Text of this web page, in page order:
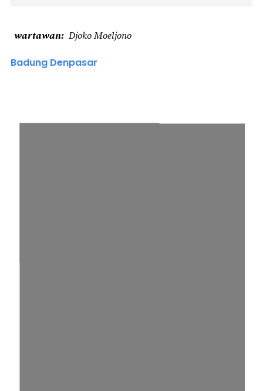
wartawan Djoko Moeljono
Badung Denpasar